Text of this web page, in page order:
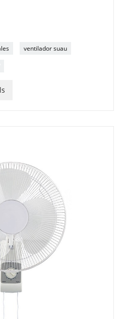
ventilador suau